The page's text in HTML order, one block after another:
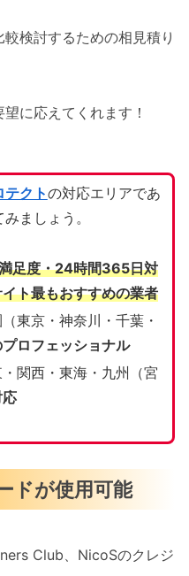
検討するための相見積り
に応えてくれます！
クトの対応エリアであ
ましょう。
足度・24時間365日対
ト最もおすすめの業者
東京・神奈川・千葉・
ロフェッショナル
・関西・東海・九州（宮
ドが使用可能
Club、NicoSのクレジ